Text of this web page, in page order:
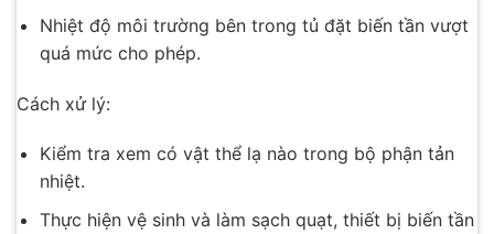
Nhiệt độ môi trường bên trong tủ đặt biến tần vượt
quá mức cho phép.
Cách xử lý:
Kiểm tra xem có vật thể lạ nào trong bộ phận tản
nhiệt.
Thực hiện vệ sinh và làm sạch quạt, thiết bị biến tần